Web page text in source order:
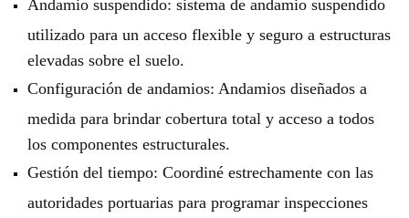
Andamio suspendido: sistema de andamio suspendido
utilizado para un acceso flexible y seguro a estructuras
elevadas sobre el suelo.
Configuración de andamios: Andamios diseñados a
medida para brindar cobertura total y acceso a todos
los componentes estructurales.
Gestión del tiempo: Coordiné estrechamente con las
autoridades portuarias para programar inspecciones